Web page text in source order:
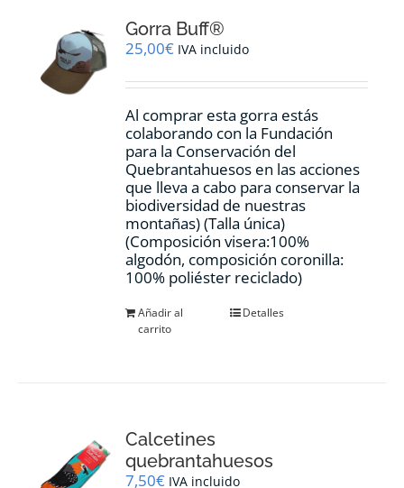
Gorra Buff®
25,00€ IVA incluido
Al comprar esta gorra estás
colaborando con la Fundación
para la Conservación del
Quebrantahuesos en las acciones
que lleva a cabo para conservar la
biodiversidad de nuestras
montañas) (Talla única)
(Composición visera:100%
algodón, composición coronilla:
100% poliéster reciclado)
Añadir al
carrito
Detalles
Calcetines
quebrantahuesos
7,50€ IVA incluido